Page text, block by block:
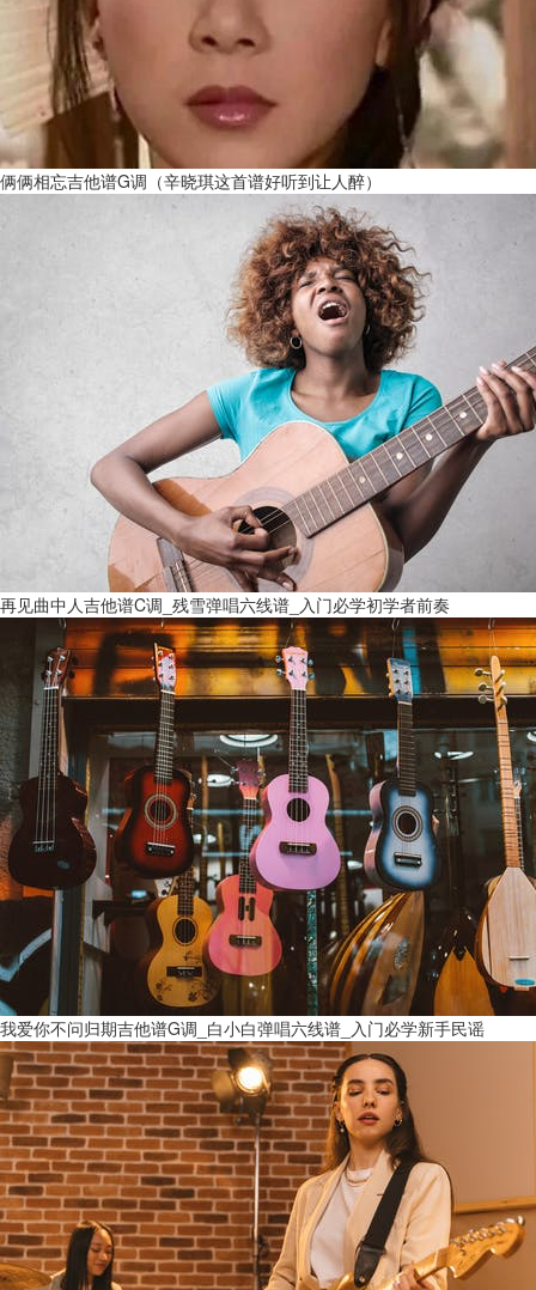
俩俩相忘吉他谱G调（辛晓琪这首谱好听到让人醉）
再见曲中人吉他谱C调_残雪弹唱六线谱_入门必学初学者前奏
我爱你不问归期吉他谱G调_白小白弹唱六线谱_入门必学新手民谣